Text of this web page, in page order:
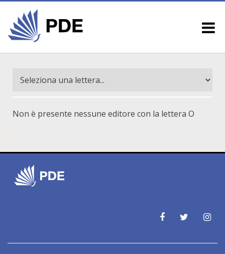
Non è presente nessune editore con la lettera O